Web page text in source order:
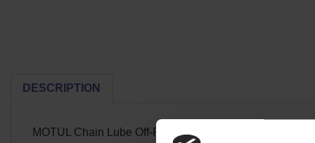
DESCRIPTION
MOTUL Chain Lube Off-Road Lubrifie et protège la